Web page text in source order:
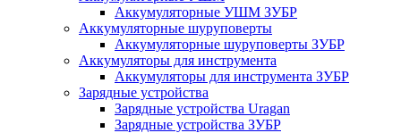
Аккумуляторные УШМ ЗУБР
Аккумуляторные шуруповерты
Аккумуляторные шуруповерты ЗУБР
Аккумуляторы для инструмента
Аккумуляторы для инструмента ЗУБР
Зарядные устройства
Зарядные устройства Uragan
Зарядные устройства ЗУБР